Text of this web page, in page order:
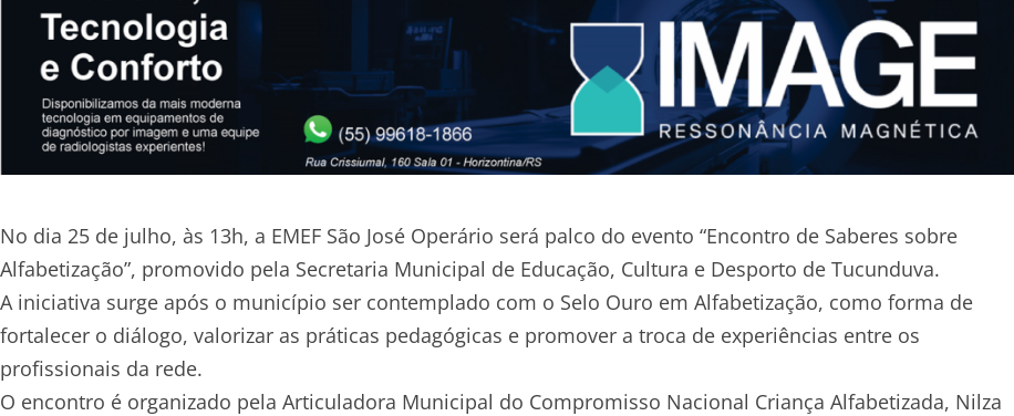
No dia 25 de julho, às 13h, a EMEF São José Operário será palco do evento “Encontro de Saberes sobre
Alfabetização”, promovido pela Secretaria Municipal de Educação, Cultura e Desporto de Tucunduva.
A iniciativa surge após o município ser contemplado com o Selo Ouro em Alfabetização, como forma de
fortalecer o diálogo, valorizar as práticas pedagógicas e promover a troca de experiências entre os
profissionais da rede.
O encontro é organizado pela Articuladora Municipal do Compromisso Nacional Criança Alfabetizada, Nilza